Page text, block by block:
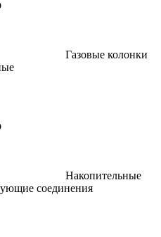
Газовые колонки
Накопительные
соединения